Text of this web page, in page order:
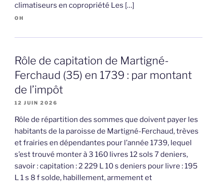
climatiseurs en copropriété Les […]
OH
Rôle de capitation de Martigné-
Ferchaud (35) en 1739 : par montant
de l’impôt
12 JUIN 2026
Rôle de répartition des sommes que doivent payer les
habitants de la paroisse de Martigné-Ferchaud, trèves
et frairies en dépendantes pour l’année 1739, lequel
s’est trouvé monter à 3 160 livres 12 sols 7 deniers,
savoir : capitation : 2 229 L 10 s deniers pour livre : 195
L 1 s 8 f solde, habillement, armement et